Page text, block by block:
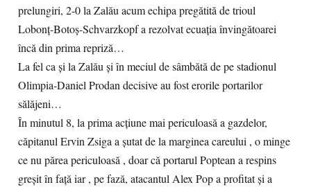
prelungiri, 2-0 la Zalău acum echipa pregătită de trioul
Lobonț-Botoș-Schvarzkopf a rezolvat ecuația învingătoarei
încă din prima repriză…
La fel ca și la Zalău și în meciul de sâmbătă de pe stadionul
Olimpia-Daniel Prodan decisive au fost erorile portarilor
sălăjeni…
În minutul 8, la prima acțiune mai periculoasă a gazdelor,
căpitanul Ervin Zsiga a șutat de la marginea careului , o minge
ce nu părea periculoasă , doar că portarul Poptean a respins
greșit în față iar , pe fază, atacantul Alex Pop a profitat și a